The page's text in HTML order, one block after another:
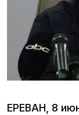
ЕРЕВАН, 8